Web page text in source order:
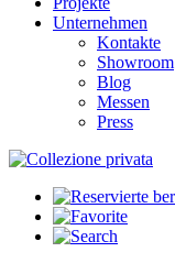
Unternehmen
Kontakte
Showroom
Blog
Messen
Press